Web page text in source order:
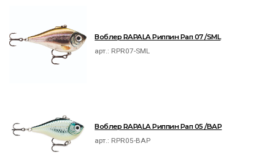
Воблер RAPALA Риппин Рап 07 /SML
арт.: RPR07-SML
Воблер RAPALA Риппин Рап 05 /BAP
арт.: RPR05-BAP